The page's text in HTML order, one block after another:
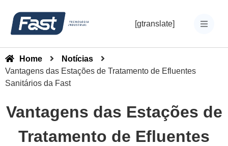
[gtranslate]
Home
Notícias
Vantagens das Estações de Tratamento de Efluentes
Sanitários da Fast
Vantagens das Estações de
Tratamento de Efluentes